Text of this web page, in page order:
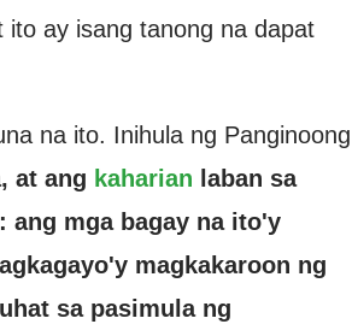
ay isang tanong na dapat
na ito. Inihula ng Panginoong
at ang kaharian laban sa
ang mga bagay na ito'y
magkakaroon ng
sa pasimula ng